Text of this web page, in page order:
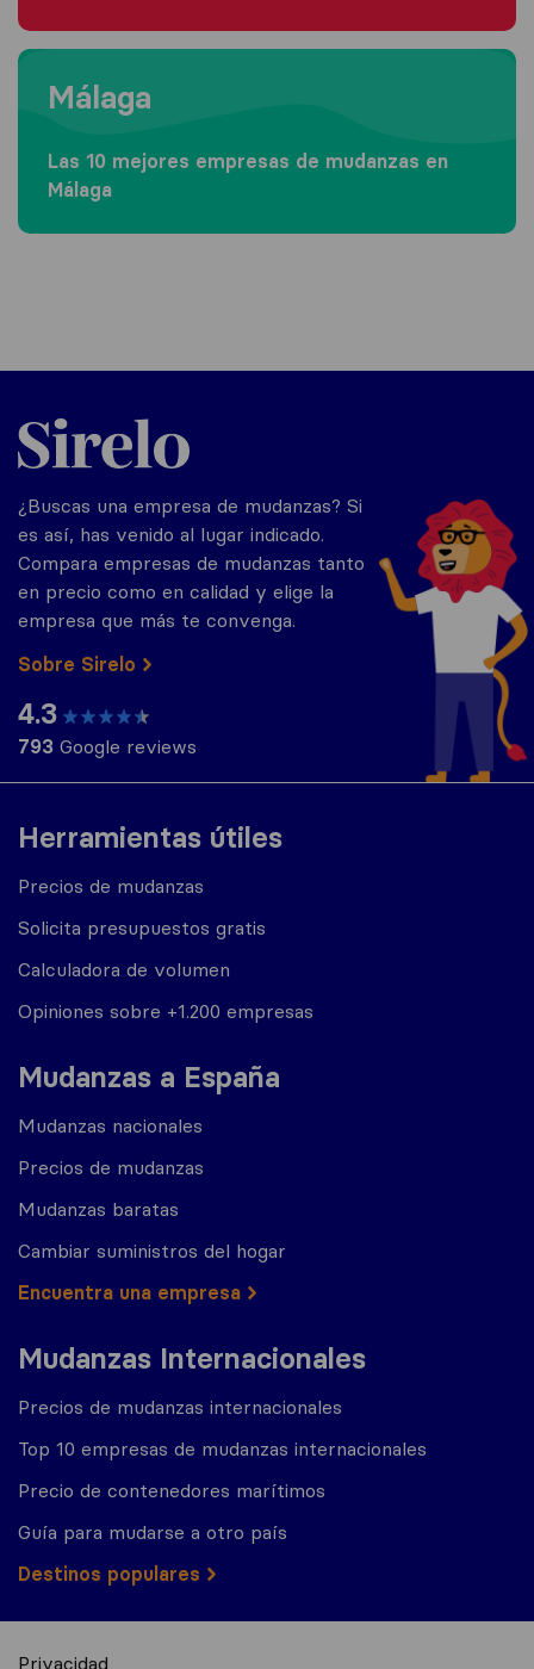
Moving to Málaga
Málaga
Las 10 mejores empresas de mudanzas en
Málaga
Herramientas útiles
Precios de mudanzas
Solicita presupuestos gratis
Calculadora de volumen
Opiniones sobre +1.200 empresas
Mudanzas a España
Mudanzas nacionales
Precios de mudanzas
Mudanzas baratas
Cambiar suministros del hogar
Encuentra una empresa
Mudanzas Internacionales
Precios de mudanzas internacionales
Top 10 empresas de mudanzas internacionales
Precio de contenedores marítimos
Guía para mudarse a otro país
Destinos populares
Sirelo.es
¿Buscas una empresa de mudanzas? Si
es así, has venido al lugar indicado.
Compara empresas de mudanzas tanto
en precio como en calidad y elige la
empresa que más te convenga.
Sobre Sirelo
4.3
793 Google reviews
Privacidad